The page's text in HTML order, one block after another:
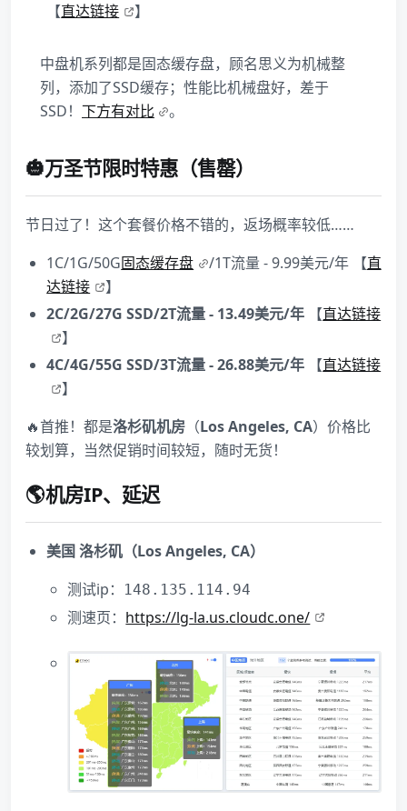
【直达链接 】
中盘机系列都是固态缓存盘，顾名思义为机械整
列，添加了SSD缓存；性能比机械盘好，差于
SSD！ 下方有对比 。
🎃万圣节限时特惠（售罄）
节日过了！这个套餐价格不错的，返场概率较低……
1C/1G/50G固态缓存盘 /1T流量 - 9.99美元/年 【直
达链接
】
2C/2G/27G SSD/2T流量 - 13.49美元/年 【直达链接
】
4C/4G/55G SSD/3T流量 - 26.88美元/年 【直达链接
】
🔥首推！都是洛杉矶机房 （Los Angeles, CA）价格比
较划算，当然促销时间较短，随时无货！
🌎机房IP、延迟
美国 洛杉矶（Los Angeles, CA）
测试ip：
148.135.114.94
测速页： https://lg-la.us.cloudc.one/